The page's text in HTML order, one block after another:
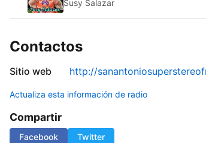
Susy Salazar
Contactos
Sitio web http://
Actualiza esta información de radio
Compartir
Facebook Twitter